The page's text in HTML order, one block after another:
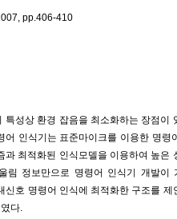
pp.406-410
특성상 환경 잡음을 최소화하는 장점
어 인식기는 표준마이크를 이용한 명
과 최적화된 인식모델을 이용하여 높
림 정보만으로 명령어 인식기 개발
신호 명령어 인식에 최적화한 구조를
다.